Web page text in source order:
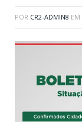
POR CR2-ADMIN8 EM